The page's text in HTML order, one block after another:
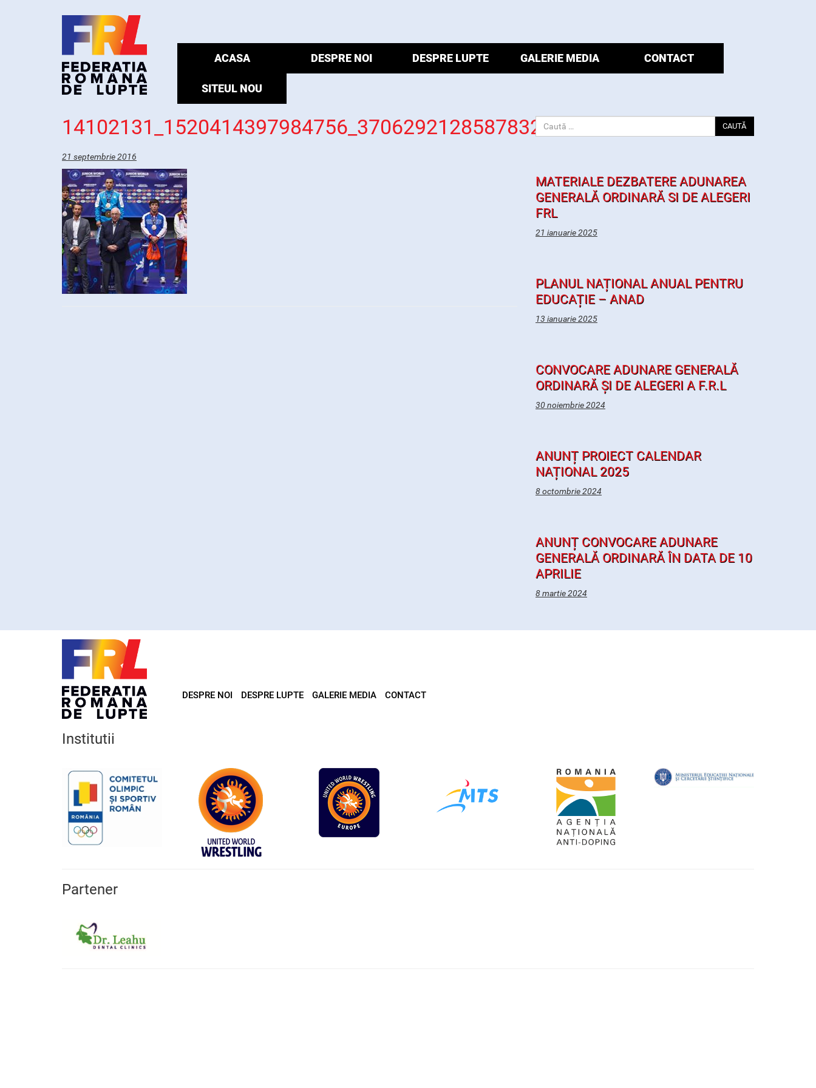
ACASA DESPRE NOI DESPRE LUPTE GALERIE MEDIA CONTACT
SITEUL NOU
14102131_1520414397984756_3706292128587832652_N
21 septembrie 2016
CAUTĂ
MATERIALE DEZBATERE ADUNAREA
GENERALĂ ORDINARĂ SI DE ALEGERI
FRL
21 ianuarie 2025
PLANUL NAȚIONAL ANUAL PENTRU
EDUCAȚIE – ANAD
13 ianuarie 2025
CONVOCARE ADUNARE GENERALĂ
ORDINARĂ ȘI DE ALEGERI A F.R.L
30 noiembrie 2024
ANUNȚ PROIECT CALENDAR
NAȚIONAL 2025
8 octombrie 2024
ANUNȚ CONVOCARE ADUNARE
GENERALĂ ORDINARĂ ÎN DATA DE 10
APRILIE
8 martie 2024
DESPRE NOI DESPRE LUPTE GALERIE MEDIA CONTACT
Institutii
Partener